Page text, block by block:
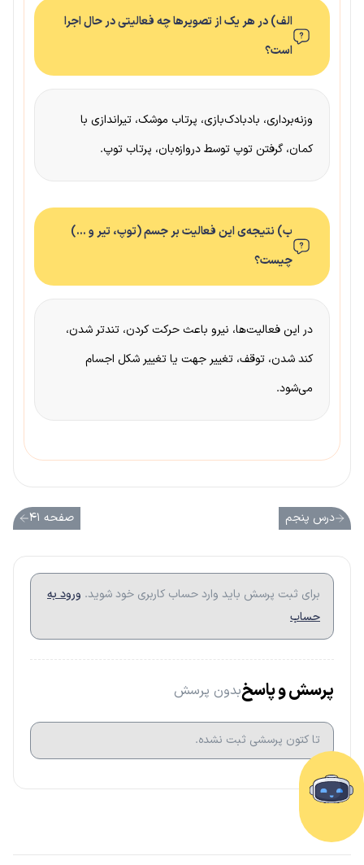
الف) در هر یک از تصویرها چه فعالیتی در حال اجرا
است؟
وزنه‌برداری، بادبادک‌بازی، پرتاب موشک، تیراندازی با
کمان، گرفتن توپ توسط دروازه‌بان، پرتاب توپ.
ب) نتیجه‌ی این فعالیت بر جسم (توپ، تیر و …)
چیست؟
در این فعالیت‌ها، نیرو باعث حرکت کردن، تندتر شدن،
کند شدن، توقف، تغییر جهت یا تغییر شکل اجسام
می‌شود.
درس پنجم صفحه ۴۱
برای ثبت پرسش باید وارد حساب کاربری خود شوید. ورود به
حساب
پرسش و پاسخبدون پرسش
تا کتون پرسشی ثبت نشده.